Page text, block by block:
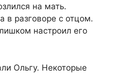
на мать.
в разговоре с отцом.
настроил его
Ольгу. Некоторые